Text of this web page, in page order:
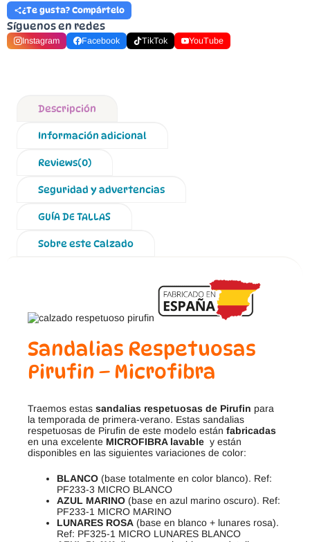
¿Te gusta? Compártelo
Síguenos en redes
Instagram Facebook TikTok YouTube
Descripción
Información adicional
Reviews(0)
Seguridad y advertencias
GUÍA DE TALLAS
Sobre este Calzado
Sandalias Respetuosas
Pirufin – Microfibra
Traemos estas sandalias respetuosas de Pirufin para
la temporada de primera-verano. Estas sandalias
respetuosas de Pirufin de este modelo están fabricadas
en una excelente MICROFIBRA lavable y están
disponibles en las siguientes variaciones de color:
BLANCO (base totalmente en color blanco). Ref:
PF233-3 MICRO BLANCO
AZUL MARINO (base en azul marino oscuro). Ref:
PF233-1 MICRO MARINO
LUNARES ROSA (base en blanco + lunares rosa).
Ref: PF325-1 MICRO LUNARES BLANCO